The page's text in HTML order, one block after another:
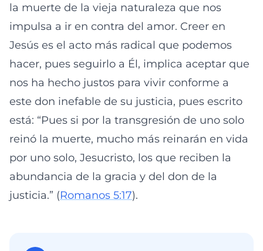
la muerte de la vieja naturaleza que nos
impulsa a ir en contra del amor. Creer en
Jesús es el acto más radical que podemos
hacer, pues seguirlo a Él, implica aceptar que
nos ha hecho justos para vivir conforme a
este don inefable de su justicia, pues escrito
está: “Pues si por la transgresión de uno solo
reinó la muerte, mucho más reinarán en vida
por uno solo, Jesucristo, los que reciben la
abundancia de la gracia y del don de la
justicia.” (Romanos 5:17).